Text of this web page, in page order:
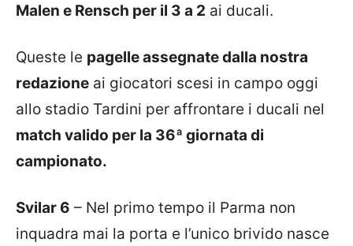
Malen e Rensch per il 3 a 2 ai ducali.
Queste le pagelle assegnate dalla nostra
redazione ai giocatori scesi in campo oggi
allo stadio Tardini per affrontare i ducali nel
match valido per la 36ª giornata di
campionato.
Svilar 6 – Nel primo tempo il Parma non
inquadra mai la porta e l’unico brivido nasce